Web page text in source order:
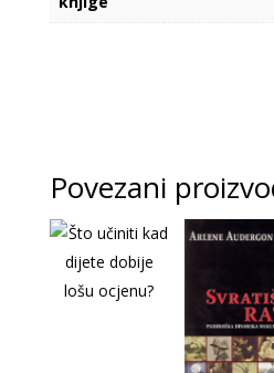
Povezani